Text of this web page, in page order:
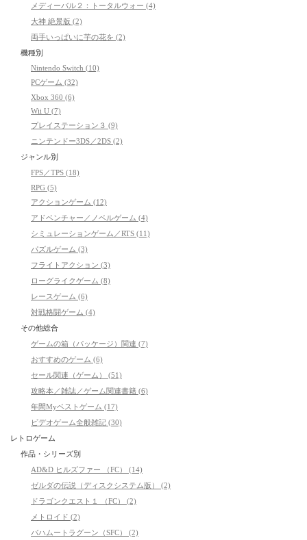
メディーバル２：トータルウォー (4)
大神 絶景版 (2)
両手いっぱいに芋の花を (2)
機種別
Nintendo Switch (10)
PCゲーム (32)
Xbox 360 (6)
Wii U (7)
プレイステーション３ (9)
ニンテンドー3DS／2DS (2)
ジャンル別
FPS／TPS (18)
RPG (5)
アクションゲーム (12)
アドベンチャー／ノベルゲーム (4)
シミュレーションゲーム／RTS (11)
パズルゲーム (3)
フライトアクション (3)
ローグライクゲーム (8)
レースゲーム (6)
対戦格闘ゲーム (4)
その他総合
ゲームの箱（パッケージ）関連 (7)
おすすめのゲーム (6)
セール関連（ゲーム） (51)
攻略本／雑誌／ゲーム関連書籍 (6)
年間Myベストゲーム (17)
ビデオゲーム全般雑記 (30)
レトロゲーム
作品・シリーズ別
AD&D ヒルズファー （FC） (14)
ゼルダの伝説（ディスクシステム版） (2)
ドラゴンクエスト１ （FC） (2)
メトロイド (2)
バハムートラグーン（SFC） (2)